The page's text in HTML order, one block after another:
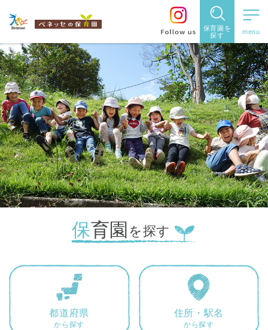
保育園を
探す
保育園を探す
住所・駅
名から探
す
都道府県
東京都
東京都 全域
保育園 を探す
都道府県
から探す
住所・駅名
から探す
閉じる
から探す
東京都
神奈川県
千葉県
埼玉県
閉じる
住所・駅名 から探す
住所や駅名を入力
検索する